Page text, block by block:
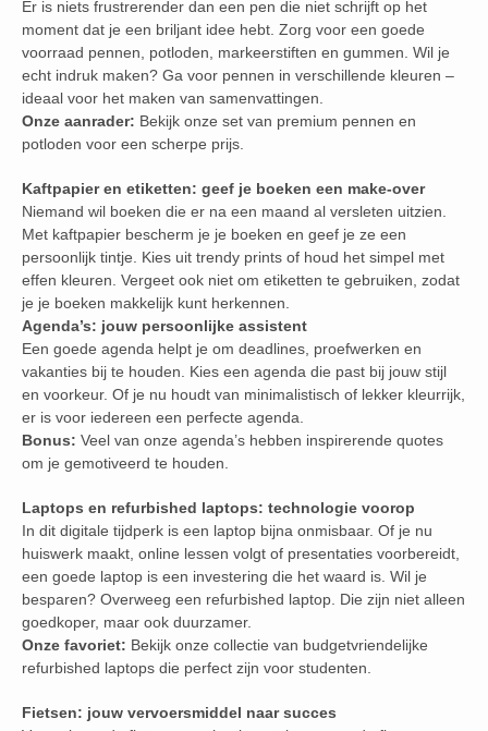
Er is niets frustrerender dan een pen die niet schrijft op het
moment dat je een briljant idee hebt. Zorg voor een goede
voorraad pennen, potloden, markeerstiften en gummen. Wil je
echt indruk maken? Ga voor pennen in verschillende kleuren –
ideaal voor het maken van samenvattingen.
Onze aanrader: Bekijk onze set van premium pennen en
potloden voor een scherpe prijs.
Kaftpapier en etiketten: geef je boeken een make-over
Niemand wil boeken die er na een maand al versleten uitzien.
Met kaftpapier bescherm je je boeken en geef je ze een
persoonlijk tintje. Kies uit trendy prints of houd het simpel met
effen kleuren. Vergeet ook niet om etiketten te gebruiken, zodat
je je boeken makkelijk kunt herkennen.
Agenda’s: jouw persoonlijke assistent
Een goede agenda helpt je om deadlines, proefwerken en
vakanties bij te houden. Kies een agenda die past bij jouw stijl
en voorkeur. Of je nu houdt van minimalistisch of lekker kleurrijk,
er is voor iedereen een perfecte agenda.
Bonus: Veel van onze agenda’s hebben inspirerende quotes
om je gemotiveerd te houden.
Laptops en refurbished laptops: technologie voorop
In dit digitale tijdperk is een laptop bijna onmisbaar. Of je nu
huiswerk maakt, online lessen volgt of presentaties voorbereidt,
een goede laptop is een investering die het waard is. Wil je
besparen? Overweeg een refurbished laptop. Die zijn niet alleen
goedkoper, maar ook duurzamer.
Onze favoriet: Bekijk onze collectie van budgetvriendelijke
refurbished laptops die perfect zijn voor studenten.
Fietsen: jouw vervoersmiddel naar succes